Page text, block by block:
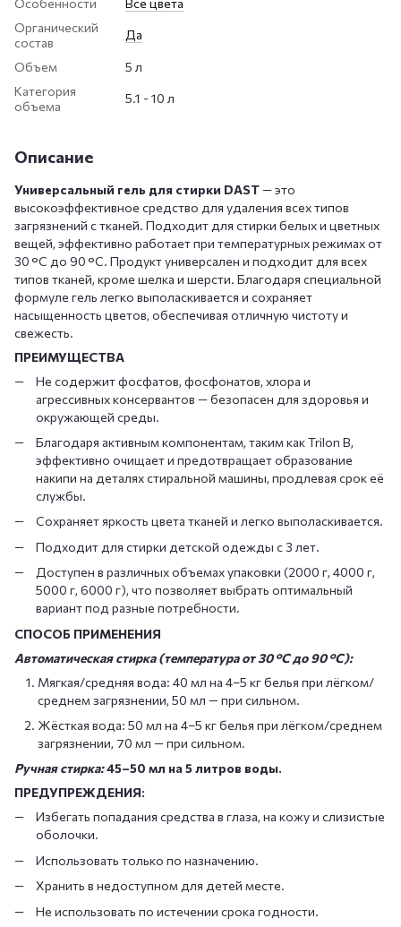
Органический
состав
Да
Объем
5 л
Категория
объема
5.1 - 10 л
Описание
Универсальный гель для стирки DAST— это
высокоэффективное средство для удаления всех типов
загрязнений с тканей. Подходит для стирки белых и цветных
вещей, эффективно работает при температурных режимах от
30 °C до 90 °C. Продукт универсален и подходит для всех
типов тканей, кроме шелка и шерсти. Благодаря специальной
формуле гель легко выполаскивается и сохраняет
насыщенность цветов, обеспечивая отличную чистоту и
свежесть.
ПРЕИМУЩЕСТВА
Не содержит фосфатов, фосфонатов, хлора и
агрессивных консервантов — безопасен для здоровья и
окружающей среды.
Благодаря активным компонентам, таким как Trilon B,
эффективно очищает и предотвращает образование
накипи на деталях стиральной машины, продлевая срок её
службы.
Сохраняет яркость цвета тканей и легко выполаскивается.
Подходит для стирки детской одежды с 3 лет.
Доступен в различных объемах упаковки (2000 г, 4000 г,
5000 г, 6000 г), что позволяет выбрать оптимальный
вариант под разные потребности.
СПОСОБ ПРИМЕНЕНИЯ
Автоматическая стирка (температура от 30 °C до 90 °C):
Мягкая/средняя вода: 40 мл на 4–5 кг белья при лёгком/
среднем загрязнении, 50 мл — при сильном.
Жёсткая вода: 50 мл на 4–5 кг белья при лёгком/среднем
загрязнении, 70 мл — при сильном.
Ручная стирка:45–50 мл на 5 литров воды.
ПРЕДУПРЕЖДЕНИЯ:
Избегать попадания средства в глаза, на кожу и слизистые
оболочки.
Использовать только по назначению.
Хранить в недоступном для детей месте.
Не использовать по истечении срока годности.